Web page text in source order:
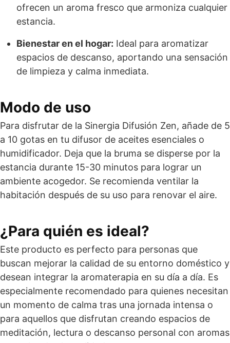
ofrecen un aroma fresco que armoniza cualquier
estancia.
Bienestar en el hogar: Ideal para aromatizar
espacios de descanso, aportando una sensación
de limpieza y calma inmediata.
Modo de uso
Para disfrutar de la Sinergia Difusión Zen, añade de 5
a 10 gotas en tu difusor de aceites esenciales o
humidificador. Deja que la bruma se disperse por la
estancia durante 15-30 minutos para lograr un
ambiente acogedor. Se recomienda ventilar la
habitación después de su uso para renovar el aire.
¿Para quién es ideal?
Este producto es perfecto para personas que
buscan mejorar la calidad de su entorno doméstico y
desean integrar la aromaterapia en su día a día. Es
especialmente recomendado para quienes necesitan
un momento de calma tras una jornada intensa o
para aquellos que disfrutan creando espacios de
meditación, lectura o descanso personal con aromas